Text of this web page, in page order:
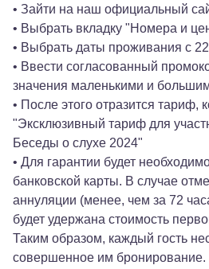
• Зайти на наш официальный
• Выбрать вкладку "Номера и
• Выбрать даты проживания с
• Ввести согласованный
значения маленькими и
• После этого отразится тариф,
"Эксклюзивный тариф для
Беседы о слухе 2024"
• Для гарантии будет
банковской карты. В случае
аннуляции (менее, чем за 72
будет удержана стоимость
Таким образом, каждый гость
совершенное им бронирование.